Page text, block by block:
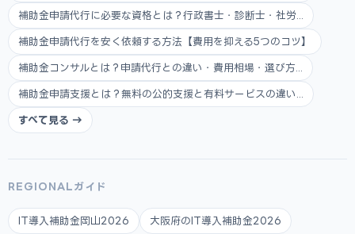
補助金申請代行に必要な資格とは？行政書士・診断士・社労...
補助金申請代行を安く依頼する方法【費用を抑える5つのコツ】
補助金コンサルとは？申請代行との違い・費用相場・選び方...
補助金申請支援とは？無料の公的支援と有料サービスの違い...
すべて見る →
REGIONALガイド
IT導入補助金岡山2026 大阪府のIT導入補助金2026